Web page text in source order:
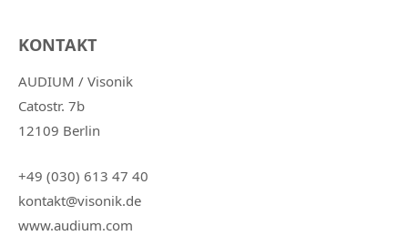
KONTAKT
AUDIUM / Visonik
Catostr. 7b
12109 Berlin
+49 (030) 613 47 40
kontakt@visonik.de
www.audium.com